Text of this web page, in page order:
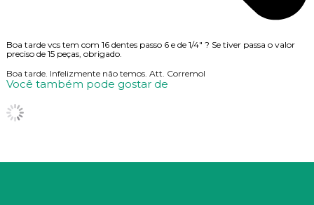
Boa tarde vcs tem com 16 dentes passo 6 e de 1/4" ? Se tiver passa o valor
preciso de 15 peças, obrigado.
Boa tarde. Infelizmente não temos. Att. Corremol
Você também pode gostar de